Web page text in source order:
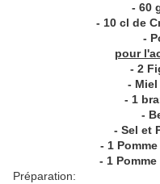
- 60
- 10 cl de
-
pour
- 2
-
- 1
-
- Sel et
- 1 Pomme
- 1 Pomme
Préparation: